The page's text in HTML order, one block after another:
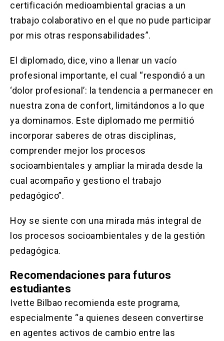
certificación medioambiental gracias a un
trabajo colaborativo en el que no pude participar
por mis otras responsabilidades”.
El diplomado, dice, vino a llenar un vacío
profesional importante, el cual “respondió a un
‘dolor profesional’: la tendencia a permanecer en
nuestra zona de confort, limitándonos a lo que
ya dominamos. Este diplomado me permitió
incorporar saberes de otras disciplinas,
comprender mejor los procesos
socioambientales y ampliar la mirada desde la
cual acompaño y gestiono el trabajo
pedagógico”.
Hoy se siente con una mirada más integral de
los procesos socioambientales y de la gestión
pedagógica.
Recomendaciones para futuros
estudiantes
Ivette Bilbao recomienda este programa,
especialmente “a quienes deseen convertirse
en agentes activos de cambio entre las